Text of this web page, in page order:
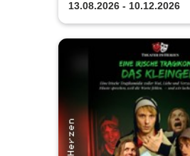
Sinfonia Leipzig
13.08.2026 - 10.12.2026